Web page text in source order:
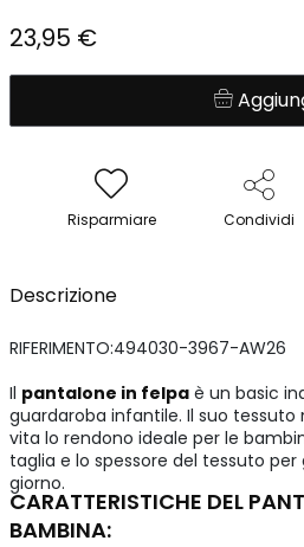
23,95 €
Risparmiare Condividi
Descrizione
RIFERIMENTO:494030-3967-AW26
Il pantalone in felpaè un basic
guardaroba infantile. Il suo tessuto
vita lo rendono ideale per le
taglia e lo spessore del tessuto
giorno.
CARATTERISTICHE DEL
BAMBINA: